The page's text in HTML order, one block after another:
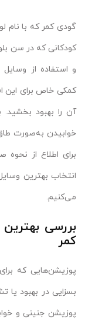
گودی کمر که با نام
کودکانی که در سن
و استفاده از
کمکی خاص برای این
آن را بهبود بخشید.
خوابیدن به‌صورت
برای اطلاع از
انتخاب بهترین
می‌کنیم.
بررسی
کمر
پوزیشن‌هایی که
بسزایی در بهبود یا
پوزیشن جنینی و